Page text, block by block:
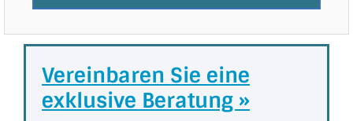
Vereinbaren Sie eine
exklusive Beratung »